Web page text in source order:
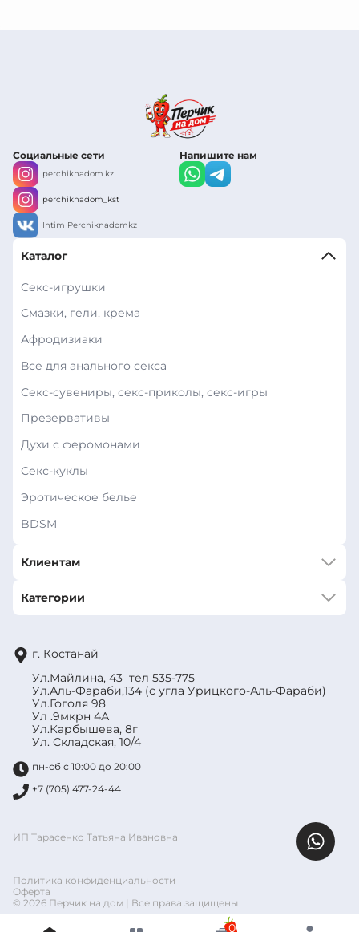
Социальные сети
perchiknadom.kz
perchiknadom_kst
Intim Perchiknadomkz
Напишите нам
Каталог
Секс-игрушки
Смазки, гели, крема
Афродизиаки
Все для анального секса
Секс-сувениры, секс-приколы, секс-игры
Презервативы
Духи с феромонами
Секс-куклы
Эротическое белье
BDSM
Клиентам
Категории
г. Костанай
Ул.Майлина, 43 тел 535-775
Ул.Аль-Фараби,134 (с угла Урицкого-Аль-Фараби)
Ул.Гоголя 98
Ул .9мкрн 4А
Ул.Карбышева, 8г
Ул. Складская, 10/4
пн-сб с 10:00 до 20:00
+7 (705) 477-24-44
ИП Тарасенко Татьяна Ивановна
Политика конфиденциальности
Оферта
© 2026 Перчик на дом | Все права защищены
0